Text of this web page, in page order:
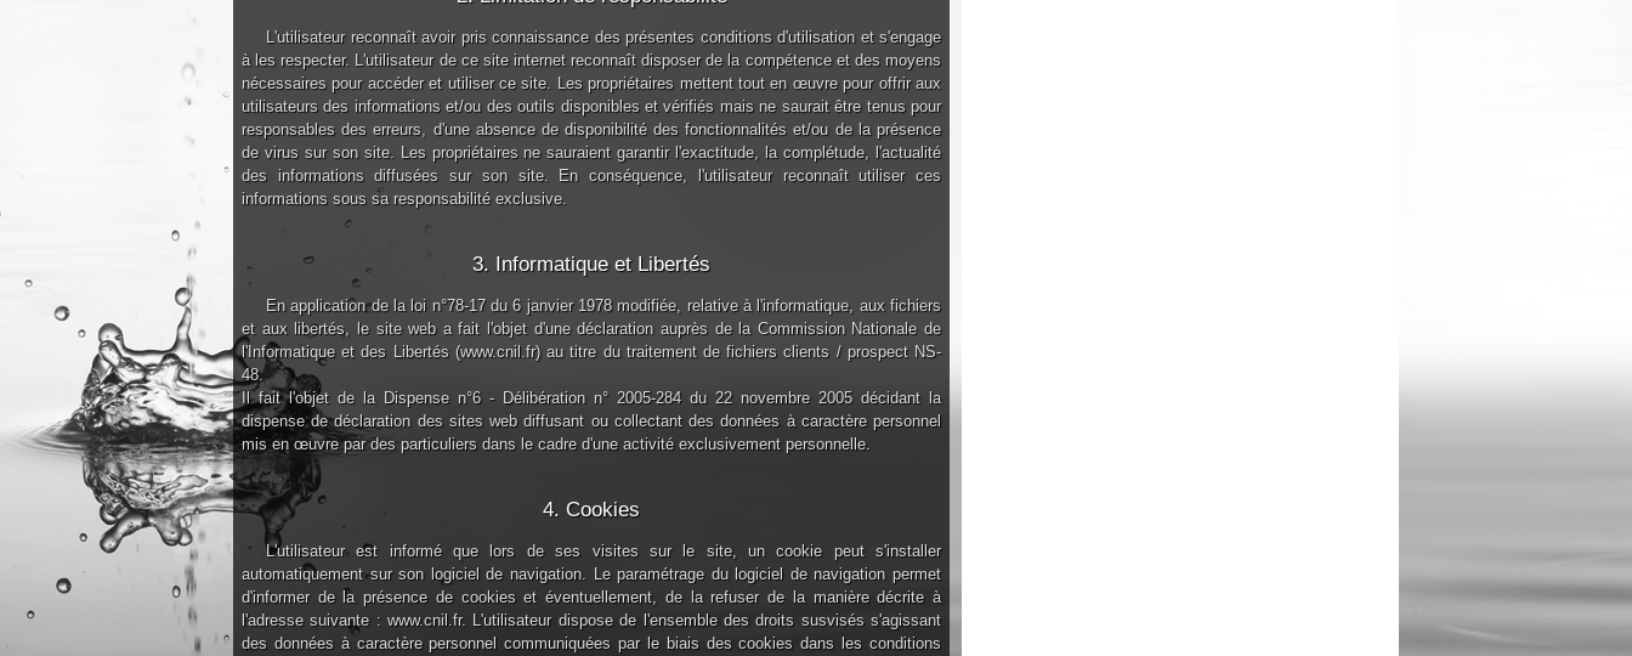
L'utilisateur reconnaît avoir pris connaissance des présentes conditions d'utilisation et s'engage
à les respecter. L'utilisateur de ce site internet reconnaît disposer de la compétence et des moyens
nécessaires pour accéder et utiliser ce site. Les propriétaires mettent tout en œuvre pour offrir aux
utilisateurs des informations et/ou des outils disponibles et vérifiés mais ne saurait être tenus pour
responsables des erreurs, d'une absence de disponibilité des fonctionnalités et/ou de la présence
de virus sur son site. Les propriétaires ne sauraient garantir l'exactitude, la complétude, l'actualité
des informations diffusées sur son site. En conséquence, l'utilisateur reconnaît utiliser ces
informations sous sa responsabilité exclusive.
3. Informatique et Libertés
En application de la loi n°78-17 du 6 janvier 1978 modifiée, relative à l'informatique, aux fichiers
et aux libertés, le site web a fait l'objet d'une déclaration auprès de la Commission Nationale de
l'Informatique et des Libertés (www.cnil.fr) au titre du traitement de fichiers clients / prospect NS-
48.
Il fait l'objet de la Dispense n°6 - Délibération n° 2005-284 du 22 novembre 2005 décidant la
dispense de déclaration des sites web diffusant ou collectant des données à caractère personnel
mis en œuvre par des particuliers dans le cadre d'une activité exclusivement personnelle.
4. Cookies
L'utilisateur est informé que lors de ses visites sur le site, un cookie peut s'installer
automatiquement sur son logiciel de navigation. Le paramétrage du logiciel de navigation permet
d'informer de la présence de cookies et éventuellement, de la refuser de la manière décrite à
l'adresse suivante : www.cnil.fr. L'utilisateur dispose de l'ensemble des droits susvisés s'agissant
des données à caractère personnel communiquées par le biais des cookies dans les conditions